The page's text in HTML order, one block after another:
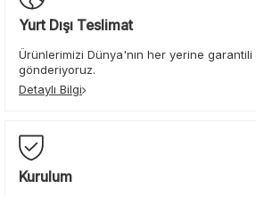
Yurt Dışı Teslimat
Ürünlerimizi Dünya'nın her yerine garantili
gönderiyoruz.
Detaylı Bilgi
Kurulum